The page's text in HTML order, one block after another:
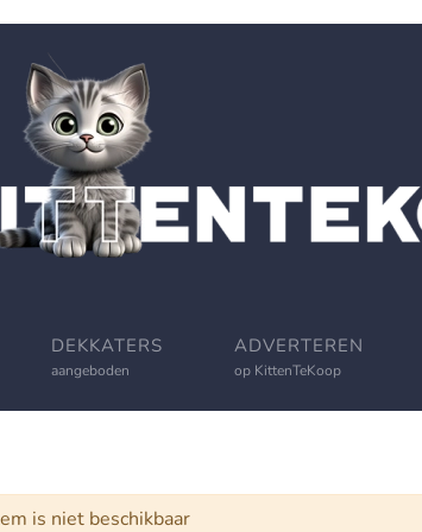
DEKKATERS
aangeboden
ADVERTEREN
op KittenTeKoop
is niet beschikbaar